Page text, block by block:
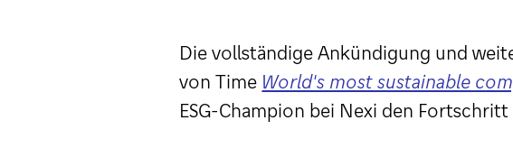
Die vollständige Ankündigung und
von Time World's most sustainable
ESG-Champion bei Nexi den